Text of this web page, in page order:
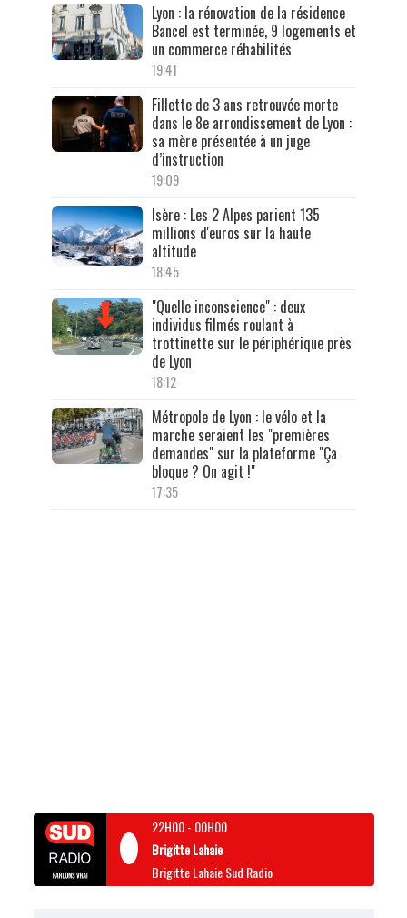
Lyon : la rénovation de la résidence
Bancel est terminée, 9 logements et
un commerce réhabilités
19:41
Fillette de 3 ans retrouvée morte
dans le 8e arrondissement de Lyon :
sa mère présentée à un juge
d’instruction
19:09
Isère : Les 2 Alpes parient 135
millions d'euros sur la haute
altitude
18:45
"Quelle inconscience" : deux
individus filmés roulant à
trottinette sur le périphérique près
de Lyon
18:12
Métropole de Lyon : le vélo et la
marche seraient les "premières
demandes" sur la plateforme "Ça
bloque ? On agit !"
17:35
22H00- 00H00
Brigitte Lahaie
Brigitte Lahaie Sud Radio